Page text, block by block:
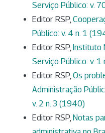
Serviço Público: v.
Editor RSP,
Público: v. 4 n. 1
Editor RSP, Instituto
Serviço Público: v. 1
Editor RSP, Os
Administração
v. 2 n. 3 (1940)
Editor RSP, Notas